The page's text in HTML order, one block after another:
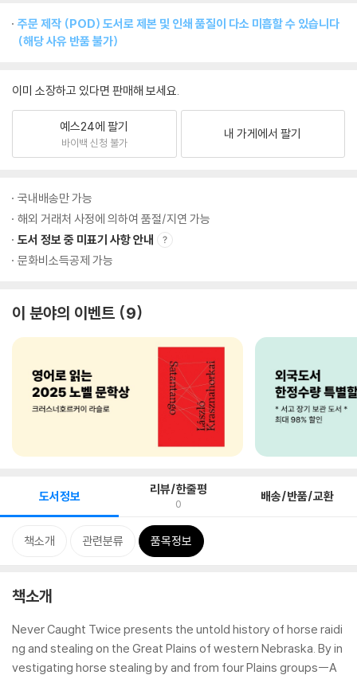
주문 제작 (POD) 도서로 제본 및 인쇄 품질이 다소 미흡할 수 있습니다
(해당 사유 반품 불가)
이미 소장하고 있다면 판매해 보세요.
예스24에 팔기
바이백 신청 불가
내 가게에서 팔기
국내배송만 가능
해외 거래처 사정에 의하여 품절/지연 가능
도서 정보 중 미표기 사항 안내
문화비소득공제 가능
이 분야의 이벤트 9
도서정보 리뷰/한줄평
0 배송/반품/교환
책소개 관련분류 품목정보
책소개
Never Caught Twice presents the untold history of horse raidi
ng and stealing on the Great Plains of western Nebraska. By in
vestigating horse stealing by and from four Plains groups--A